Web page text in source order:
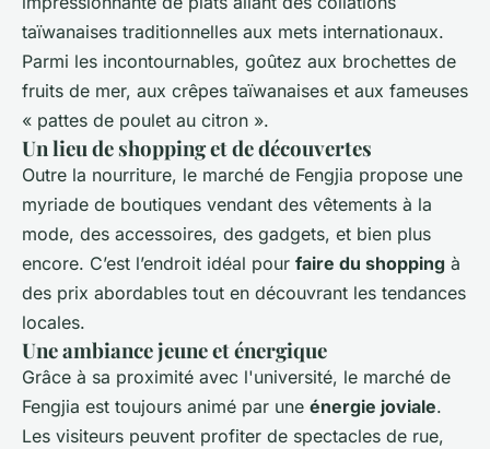
taïwanaises traditionnelles aux mets internationaux.
Parmi les incontournables, goûtez aux brochettes de
fruits de mer, aux crêpes taïwanaises et aux fameuses
« pattes de poulet au citron ».
Un lieu de shopping et de découvertes
Outre la nourriture, le marché de Fengjia propose une
myriade de boutiques vendant des vêtements à la
mode, des accessoires, des gadgets, et bien plus
encore. C’est l’endroit idéal pour faire du shopping à
des prix abordables tout en découvrant les tendances
locales.
Une ambiance jeune et énergique
Grâce à sa proximité avec l'université, le marché de
Fengjia est toujours animé par une énergie joviale.
Les visiteurs peuvent profiter de spectacles de rue,